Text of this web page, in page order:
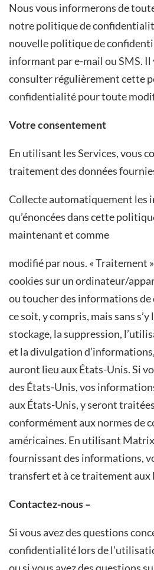
Nous vous informerons de
notre politique de
nouvelle politique de
informant par e-mail ou SMS. Il
consulter régulièrement cette
confidentialité pour toute
Votre consentement
En utilisant les Services, vous
traitement des données
Collecte automatiquement les
qu’énoncées dans cette
maintenant et comme
modifié par nous. « Traitement
cookies sur un ordinateur/
ou toucher des informations de
ce soit, y compris, mais sans
stockage, la suppression,
et la divulgation
auront lieu aux États-Unis. Si
des États-Unis, vos
aux États-Unis, y seront
conformément aux normes de
américaines. En utilisant
fournissant des informations,
transfert et à ce traitement aux
Contactez-nous –
Si vous avez des questions
confidentialité lors de